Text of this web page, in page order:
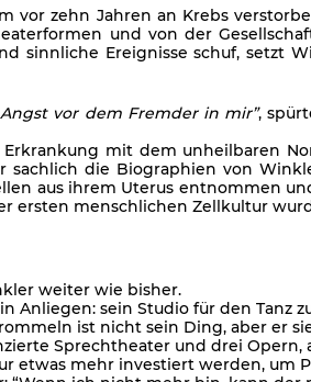
vor zehn Jahren an Krebs
und von der
sinnliche Ereignisse schuf, setzt
vor dem Fremder in mir”,
mit dem unheilbaren
die Biographien von
aus ihrem Uterus entnommen
ersten menschlichen Zellkultur
weiter wie bisher.
Anliegen: sein Studio für den Tanz
ist nicht sein Ding, aber er
Sprechtheater und drei Opern,
etwas mehr investiert werden, um